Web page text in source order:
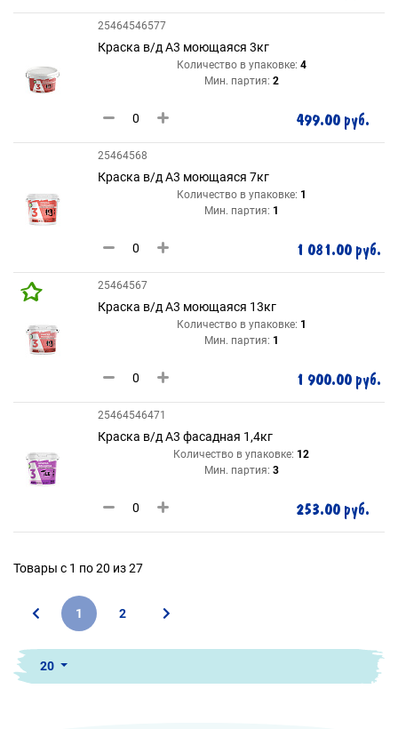
25464546577
Краска в/д А3 моющаяся 3кг
Количество в упаковке: 4
Мин. партия: 2
499.00 руб.
25464568
Краска в/д А3 моющаяся 7кг
Количество в упаковке: 1
Мин. партия: 1
1 081.00 руб.
25464567
Краска в/д А3 моющаяся 13кг
Количество в упаковке: 1
Мин. партия: 1
1 900.00 руб.
25464546471
Краска в/д А3 фасадная 1,4кг
Количество в упаковке: 12
Мин. партия: 3
253.00 руб.
Товары с 1 по 20 из 27
1 2
20